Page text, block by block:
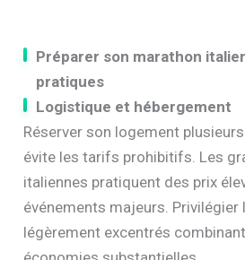
Préparer son marathon
pratiques
Logistique et hébergement
Réserver son logement
évite les tarifs prohibitifs. Les
italiennes pratiquent des prix
événements majeurs. Privilégier
légèrement excentrés